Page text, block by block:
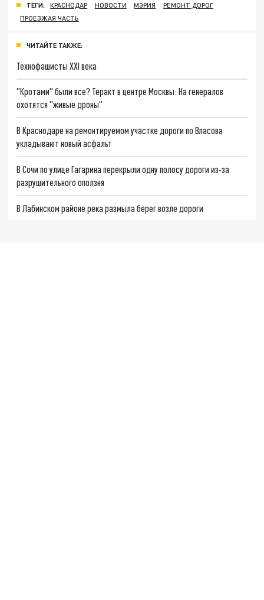
ТЕГИ: КРАСНОДАР НОВОСТИ МЭРИЯ
РЕМОНТ ДОРОГ
ПРОЕЗЖАЯ ЧАСТЬ
ЧИТАЙТЕ ТАКЖЕ:
Технофашисты XXI века
"Кротами" были все? Теракт в центре Москвы: На генералов
охотятся "живые дроны"
В Краснодаре на ремонтируемом участке дороги по Власова
укладывают новый асфальт
В Сочи по улице Гагарина перекрыли одну полосу дороги из-за
разрушительного оползня
В Лабинском районе река размыла берег возле дороги